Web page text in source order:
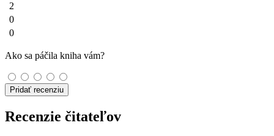
2
0
0
Ako sa páčila kniha vám?
Pridať recenziu
Recenzie čitateľov